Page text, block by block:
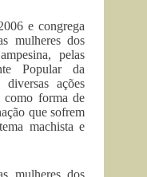
e congrega
mulheres dos
pelas
Popular da
ações
como forma de
que sofrem
machista e
mulheres dos